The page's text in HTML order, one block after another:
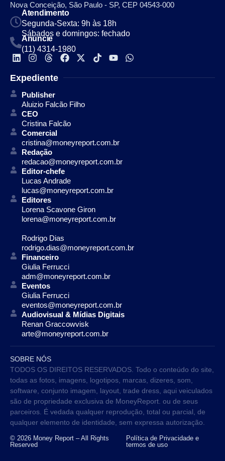
Nova Conceição, São Paulo - SP, CEP 04543-000
Atendimento
Segunda-Sexta: 9h às 18h
Sábados e domingos: fechado
Anuncie
(11) 4314-1980
Expediente
Publisher
Aluizio Falcão Filho
CEO
Cristina Falcão
Comercial
cristina@moneyreport.com.br
Redação
redacao@moneyreport.com.br
Editor-chefe
Lucas Andrade
lucas@moneyreport.com.br
Editores
Lorena Scavone Giron
lorena@moneyreport.com.br
Rodrigo Dias
rodrigo.dias@moneyreport.com.br
Financeiro
Giulia Ferrucci
adm@moneyreport.com.br
Eventos
Giulia Ferrucci
eventos@moneyreport.com.br
Audiovisual & Mídias Digitais
Renan Graccowvisk
arte@moneyreport.com.br
SOBRE NÓS
TODOS OS DIREITOS RESERVADOS. Todo o conteúdo do site,
todas as fotos, imagens, logotipos, marcas, dizeres, som,
software, conjunto imagem, layout, trade dress, aqui veiculados
são de propriedade exclusiva de MoneyReport. ou de seus
parceiros. É vedada qualquer reprodução, total ou parcial, de
qualquer elemento de identidade, sem expressa autorização.
© 2026 Money Report – All Rights
Reserved
Política de Privacidade e
termos de uso